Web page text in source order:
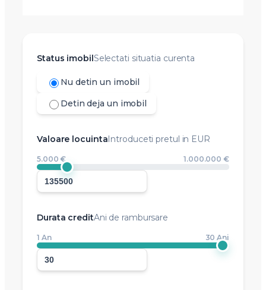
Status imobilSelectati situatia curenta
Nu detin un imobil
Detin deja un imobil
Valoare locuintaIntroduceti pretul in EUR
5.000 € 1.000.000 €
Durata creditAni de rambursare
1 An 30 Ani